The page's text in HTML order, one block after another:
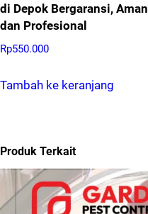
di Depok Bergaransi, Aman
dan Profesional
Rp550.000
Tambah ke keranjang
Produk Terkait